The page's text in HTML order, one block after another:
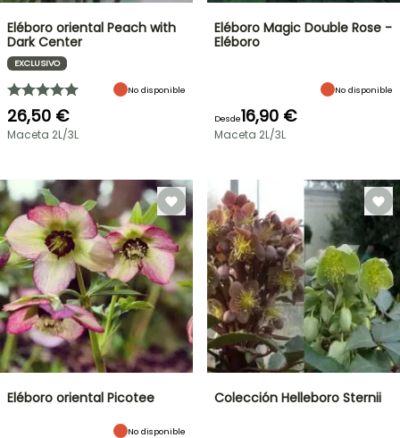
Eléboro oriental Peach with
Dark Center
EXCLUSIVO
No disponible
26,50 €
Maceta 2L/3L
Eléboro Magic Double Rose -
Eléboro
No disponible
Desde16,90 €
Maceta 2L/3L
Eléboro oriental Picotee
No disponible
Colección Helleboro Sternii